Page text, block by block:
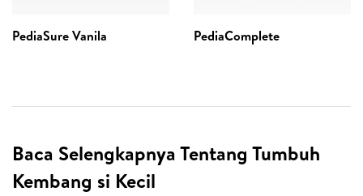
PediaSure Vanila PediaComplete
Baca Selengkapnya Tentang Tumbuh
Kembang si Kecil